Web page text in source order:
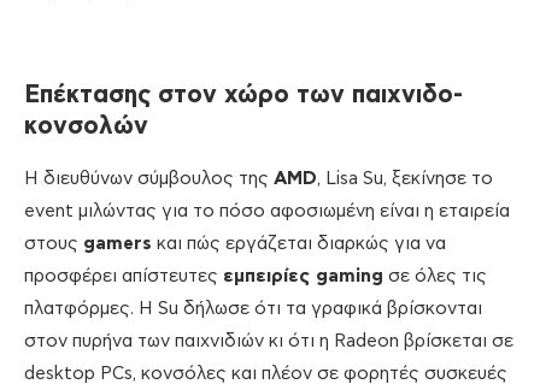
Επέκτασης στον χώρο των παιχνιδο-
κονσολών
Η διευθύνων σύμβουλος της AMD, Lisa Su, ξεκίνησε το
event μιλώντας για το πόσο αφοσιωμένη είναι η εταιρεία
στους gamers και πώς εργάζεται διαρκώς για να
προσφέρει απίστευτες εμπειρίες gaming σε όλες τις
πλατφόρμες. Η Su δήλωσε ότι τα γραφικά βρίσκονται
στον πυρήνα των παιχνιδιών κι ότι η Radeon βρίσκεται σε
desktop PCs, κονσόλες και πλέον σε φορητές συσκευές